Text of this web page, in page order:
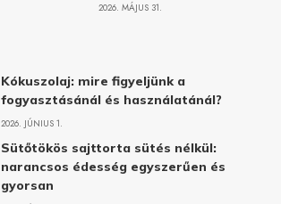
2026. MÁJUS 31.
Kókuszolaj: mire figyeljünk a
fogyasztásánál és használatánál?
2026. JÚNIUS 1.
Sütőtökös sajttorta sütés nélkül:
narancsos édesség egyszerűen és
gyorsan